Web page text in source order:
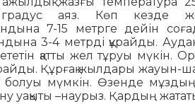
аяз. Көп кезде
7-15 метрге дейін
3-4 метрді құрайды.
қатты жел тұруы мүкін.
Құрғақ жылдары
мүмкін. Өзенде мұздың
уақыты –наурыз. Қардың